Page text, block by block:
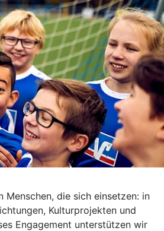
Menschen, die sich einsetzen: in
Kulturprojekten und
Engagement unterstützen wir